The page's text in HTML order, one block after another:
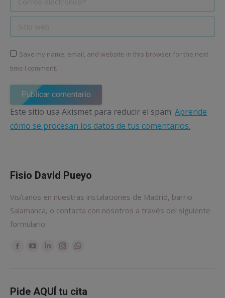
Save my name, email, and website in this browser for the next
time I comment.
Publicar comentario
Este sitio usa Akismet para reducir el spam. Aprende
cómo se procesan los datos de tus comentarios.
Fisio David Pueyo
Visítanos en nuestras instalaciones de Madrid, barrio
Salamanca, o contacta con nosotros a través del siguiente
formulario:
Encuéntranos en:
Facebook
YouTube
LinkedinInstagramWhatsapp
Pide AQUÍ tu cita